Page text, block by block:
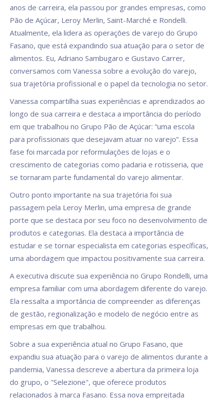
anos de carreira, ela passou por grandes empresas, como
Pão de Açúcar, Leroy Merlin, Saint-Marché e Rondelli.
Atualmente, ela lidera as operações de varejo do Grupo
Fasano, que está expandindo sua atuação para o setor de
alimentos. Eu, Adriano Sambugaro e Gustavo Carrer,
conversamos com Vanessa sobre a evolução do varejo,
sua trajetória profissional e o papel da tecnologia no setor.
Vanessa compartilha suas experiências e aprendizados ao
longo de sua carreira e destaca a importância do período
em que trabalhou no Grupo Pão de Açúcar: “uma escola
para profissionais que desejavam atuar no varejo”. Essa
fase foi marcada por reformulações de lojas e o
crescimento de categorias como padaria e rotisseria, que
se tornaram parte fundamental do varejo alimentar.
Outro ponto importante na sua trajetória foi sua
passagem pela Leroy Merlin, uma empresa de grande
porte que se destaca por seu foco no desenvolvimento de
produtos e categorias. Ela destaca a importância de
estudar e se tornar especialista em categorias específicas,
uma abordagem que impactou positivamente sua carreira.
A executiva discute sua experiência no Grupo Rondelli, uma
empresa familiar com uma abordagem diferente do varejo.
Ela ressalta a importância de compreender as diferenças
de gestão, regionalização e modelo de negócio entre as
empresas em que trabalhou.
Sobre a sua experiência atual no Grupo Fasano, que
expandiu sua atuação para o varejo de alimentos durante a
pandemia, Vanessa descreve a abertura da primeira loja
do grupo, o "Selezione", que oferece produtos
relacionados à marca Fasano. Essa nova empreitada